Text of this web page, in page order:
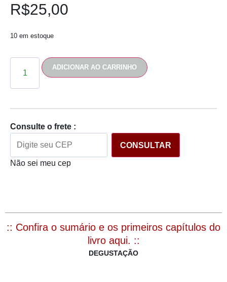
R$25,00
10 em estoque
ADICIONAR AO CARRINHO
Consulte o frete :
CONSULTAR
Não sei meu cep
:: Confira o sumário e os primeiros capítulos do
livro aqui. ::
DEGUSTAÇÃO